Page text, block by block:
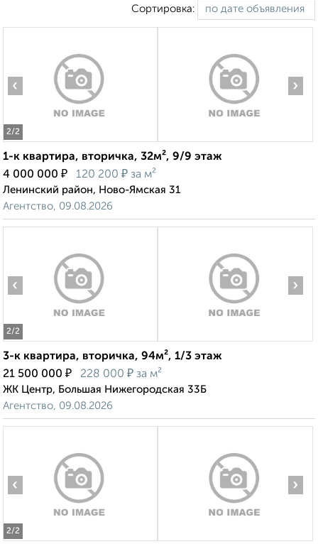
Сортировка:
2/2
‹ ›
1-к квартира, вторичка, 32м², 9/9 этаж
4 000 000 ₽ 120 200 ₽ за м²
Ленинский район, Ново-Ямская 31
Агентство, 09.08.2026
2/2
‹ ›
3-к квартира, вторичка, 94м², 1/3 этаж
21 500 000 ₽ 228 000 ₽ за м²
ЖК Центр, Большая Нижегородская 33Б
Агентство, 09.08.2026
2/2
‹ ›